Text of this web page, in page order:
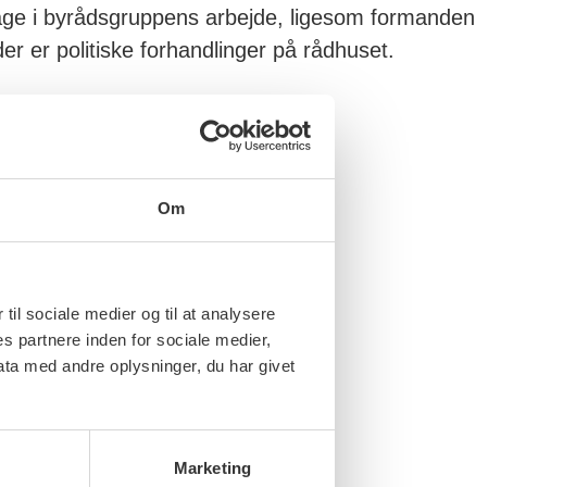
Om
sociale medier og til at analysere
partnere inden for sociale medier,
med andre oplysninger, du har givet
Marketing
i byrådsgruppens arbejde, ligesom formanden
er politiske forhandlinger på rådhuset.